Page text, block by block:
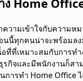
วามเข้าใจกับความห
นนี้ทุกคนน่าจะพร้อมล
อที่ที่เหมาะสมกับการท
กิจและมีพนักงานก็สา
การทำ Home Office